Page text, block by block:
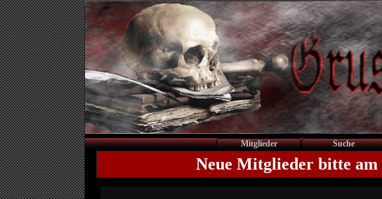
Mitglieder Suche
Neue Mitglieder bitte am